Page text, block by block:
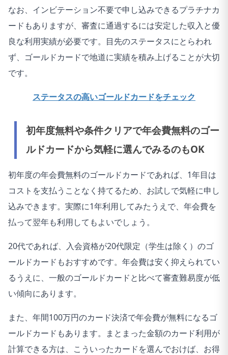
なお、インビテーション不要で申し込みできるプラチナカ
ードもありますが、審査に通過するには安定した収入と優
良な利用実績が必要です。目先のステータスにとらわれ
ず、ゴールドカードで地道に実績を積み上げることが大切
です。
ステータスの高いゴールドカードをチェック
初年度無料や条件クリアで年会費無料のゴー
ルドカードから気軽に選んでみるのもOK
初年度の年会費無料のゴールドカードであれば、1年目は
コストを支払うことなく持てるため、お試しで気軽に申し
込みできます。実際に1年利用してみたうえで、年会費を
払って翌年も利用してもよいでしょう。
20代であれば、入会資格が20代限定（学生は除く）のゴ
ールドカードもおすすめです。年会費は安く抑えられてい
るうえに、一般のゴールドカードと比べて審査難易度が低
い傾向にあります。
また、年間100万円のカード決済で年会費が無料になるゴ
ールドカードもあります。まとまった金額のカード利用が
計算できる方は、こういったカードを選んでおけば、お得